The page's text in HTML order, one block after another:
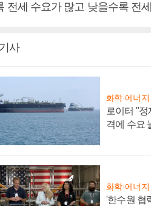
전세 수요가 많고 낮을수록 전
사
화학·에너지
로이터 "
격에 수요
화학·에너지
'한수원 협